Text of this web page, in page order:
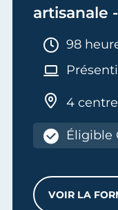
artisanale
Bloc 2 -
Durée :
98
4
Éligible
VOIR LA